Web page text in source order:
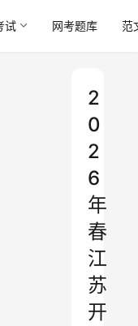
试 网考题库 范
2
0
2
6
年
春
江
苏
开